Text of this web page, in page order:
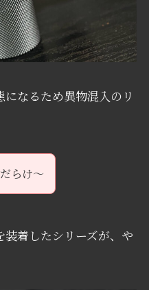
なるため異物混入のリ
らけ～
着したシリーズが、や